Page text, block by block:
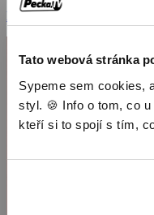
Tato webová stránka
Sypeme sem cookies,
styl. 🍪 Info o tom, co
kteří si to spojí s tím,
Dokumenty / Historické